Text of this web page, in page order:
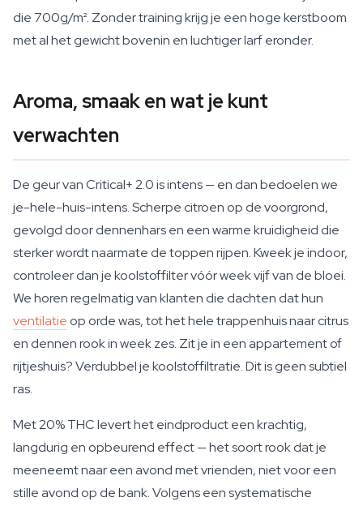
die 700g/m². Zonder training krijg je een hoge kerstboom
met al het gewicht bovenin en luchtiger larf eronder.
Aroma, smaak en wat je kunt
verwachten
De geur van Critical+ 2.0 is intens — en dan bedoelen we
je-hele-huis-intens. Scherpe citroen op de voorgrond,
gevolgd door dennenhars en een warme kruidigheid die
sterker wordt naarmate de toppen rijpen. Kweek je indoor,
controleer dan je koolstoffilter vóór week vijf van de bloei.
We horen regelmatig van klanten die dachten dat hun
ventilatie op orde was, tot het hele trappenhuis naar citrus
en dennen rook in week zes. Zit je in een appartement of
rijtjeshuis? Verdubbel je koolstoffiltratie. Dit is geen subtiel
ras.
Met 20% THC levert het eindproduct een krachtig,
langdurig en opbeurend effect — het soort rook dat je
meeneemt naar een avond met vrienden, niet voor een
stille avond op de bank. Volgens een systematische